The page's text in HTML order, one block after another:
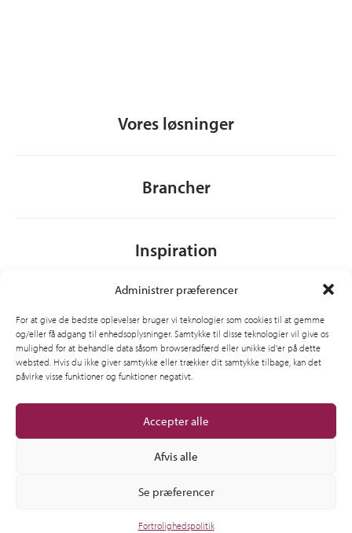
Administrer præferencer
For at give de bedste oplevelser bruger vi teknologier som cookies til at gemme
og/eller få adgang til enhedsoplysninger. Samtykke til disse teknologier vil give os
mulighed for at behandle data såsom browseradfærd eller unikke id'er på dette
websted. Hvis du ikke giver samtykke eller trækker dit samtykke tilbage, kan det
påvirke visse funktioner og funktioner negativt.
Accepter alle
Afvis alle
Se præferencer
Fortrolighedspolitik
Vores løsninger
Brancher
Inspiration
Om CSI
Generelt
© 2012-2026 CSI Leasing, Inc. All Right Reserved.